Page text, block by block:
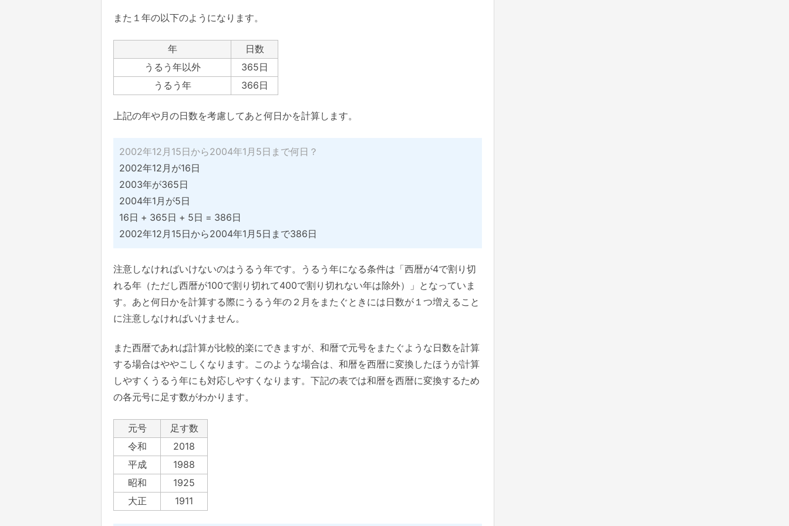
また１年の以下のようになります。
年 日数
うるう年以外 365日
うるう年 366日
上記の年や月の日数を考慮してあと何日かを計算します。
2002年12月15日から2004年1月5日まで何日？
2002年12月が16日
2003年が365日
2004年1月が5日
16日 + 365日 + 5日 = 386日
2002年12月15日から2004年1月5日まで386日
注意しなければいけないのはうるう年です。うるう年になる条件は「西暦が4で割り切
れる年（ただし西暦が100で割り切れて400で割り切れない年は除外）」となっていま
す。あと何日かを計算する際にうるう年の２月をまたぐときには日数が１つ増えること
に注意しなければいけません。
また西暦であれば計算が比較的楽にできますが、和暦で元号をまたぐような日数を計算
する場合はややこしくなります。このような場合は、和暦を西暦に変換したほうが計算
しやすくうるう年にも対応しやすくなります。下記の表では和暦を西暦に変換するため
の各元号に足す数がわかります。
元号 足す数
令和 2018
平成 1988
昭和 1925
大正 1911